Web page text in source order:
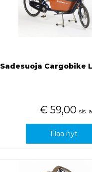
Sadesuoja Cargobike
€ 59,00 sis.
Tilaa nyt